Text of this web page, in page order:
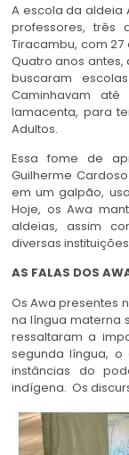
A escola da aldeia
professores, três
Tiracambu, com
Quatro anos
buscaram
Caminhavam
lamacenta, para
Adultos.
Essa fome de
Guilherme
em um galpão,
Hoje, os Awa
aldeias, assim
diversas
AS FALAS DOS
Os Awa presentes
na língua materna
ressaltaram a
segunda língua,
instâncias do
indígena. Os